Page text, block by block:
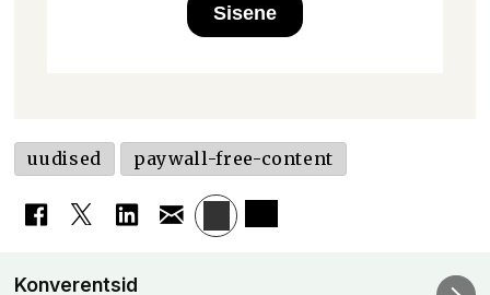
Sisene
uudised paywall-free-content
Konverentsid